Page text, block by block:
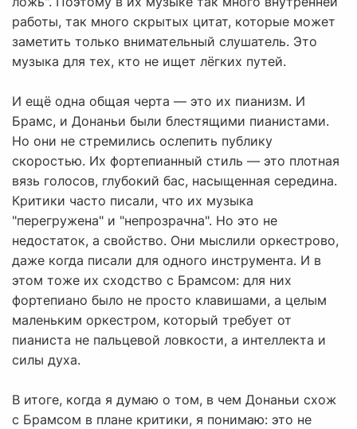
работы, так много скрытых цитат, которые может
заметить только внимательный слушатель. Это
музыка для тех, кто не ищет лёгких путей.
И ещё одна общая черта — это их пианизм. И
Брамс, и Донаньи были блестящими пианистами.
Но они не стремились ослепить публику
скоростью. Их фортепианный стиль — это плотная
вязь голосов, глубокий бас, насыщенная середина.
Критики часто писали, что их музыка
"перегружена" и "непрозрачна". Но это не
недостаток, а свойство. Они мыслили оркестрово,
даже когда писали для одного инструмента. И в
этом тоже их сходство с Брамсом: для них
фортепиано было не просто клавишами, а целым
маленьким оркестром, который требует от
пианиста не пальцевой ловкости, а интеллекта и
силы духа.
В итоге, когда я думаю о том, в чем Донаньи схож
с Брамсом в плане критики, я понимаю: это не